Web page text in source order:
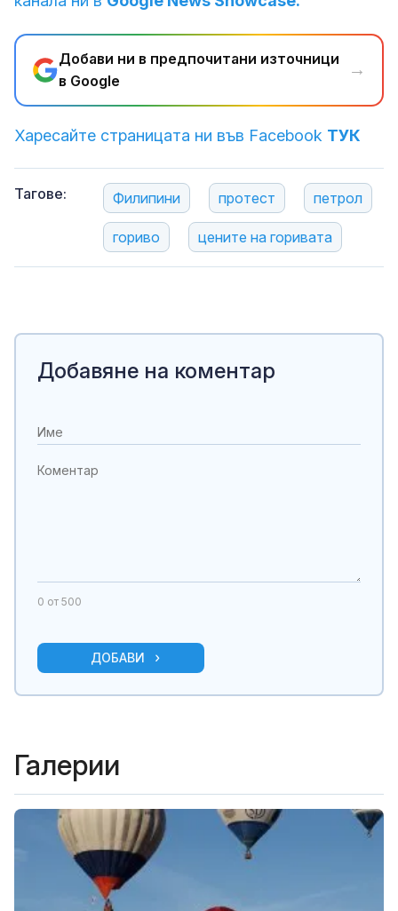
Добави ни в предпочитани източници
в Google
→
Харесайте страницата ни във Facebook ТУК
Тагове: Филипини протест петрол
гориво цените на горивата
Добавяне на коментар
0 от 500
ДОБАВИ
Галерии